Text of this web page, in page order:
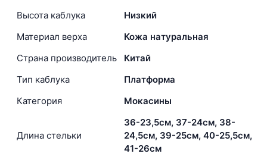
Высота каблука
Низкий
Материал верха
Кожа натуральная
Страна производитель
Китай
Тип каблука
Платформа
Категория
Мокасины
Длина стельки
36-23,5см, 37-24см, 38-
24,5см, 39-25см, 40-25,5см,
41-26см